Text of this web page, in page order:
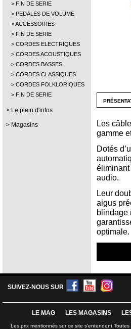
FIN DE SERIE
PEDALES DE VOLUME
ACCESSOIRES
FIN DE SERIE
CORDES ELECTRIQUES
CORDES ACOUSTIQUES
CORDES BASSES
CORDES CLASSIQUES
CORDES FOLKLORIQUES
FIN DE SERIE
Le plein d'infos
Magasins
Les
gamme
Dotés
éliminant
audio.
Leur
aigus
blindage
optimale.
SUIVEZ-NOUS SUR
LE MAG LES MAGASINS
Les prix mentionnés sur ce site s'entendent